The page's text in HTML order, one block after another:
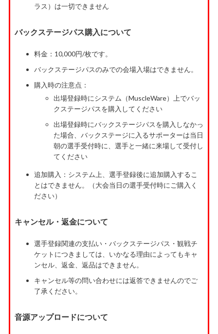
ラス）は一切できません
バックステージパス購入について
料金：10,000円/枚です。
バックステージパスのみでの会場入場はできません。
購入時の注意点：
出場登録時にシステム（MuscleWare）上でバッ
クステージパスを購入してください
出場登録時にバックステージパスを購入しなかっ
た場合、バックステージに入るサポーターは当日
朝の選手受付時に、選手と一緒に来場して受付し
てください
追加購入：システム上、選手登録後に追加購入するこ
とはできません。（大会当日の選手受付時にご購入く
ださい）
キャンセル・返金について
選手登録関連の支払い・バックステージパス・観戦チ
ケットにつきましては、いかなる理由によってもキャ
ンセル、返金、返品はできません。
キャンセル等の問い合わせには返答できませんのでご
了承ください。
音源アップロードについて